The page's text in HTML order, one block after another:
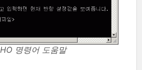
명령어 도움말